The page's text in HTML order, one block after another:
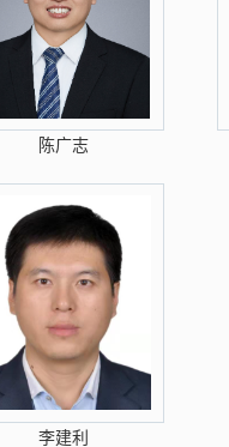
陈广志
李建利